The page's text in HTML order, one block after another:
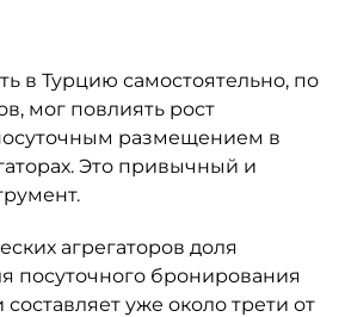
в Турцию самостоятельно, по
мог повлиять рост
размещением в
Это привычный и
агрегаторов доля
посуточного бронирования
уже около трети от